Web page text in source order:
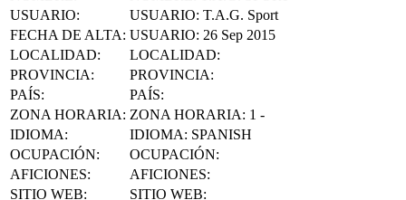
FECHA DE ALTA
USUARIO: 26 Sep 2015
LOCALIDAD:
LOCALIDAD:
PROVINCIA:
PROVINCIA:
PAÍS:
PAÍS:
ZONA HORARIA
ZONA HORARIA:
IDIOMA: IDIOMA: SPANISH
OCUPACIÓN
OCUPACIÓN:
AFICIONES:
AFICIONES:
SITIO WEB:
SITIO WEB:
FACEBOOK
FACEBOOK: